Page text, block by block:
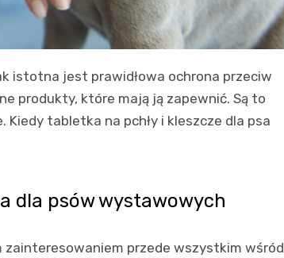
istotna jest prawidłowa ochrona przeciw
produkty, które mają ją zapewnić. Są to
tabletka na pchły i kleszcze dla psa
dla psów wystawowych
zainteresowaniem przede wszystkim wśród